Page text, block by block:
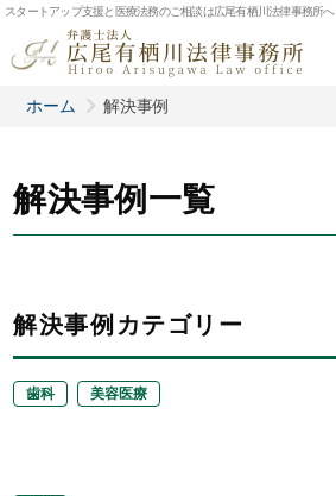
スタートアップ支援と医療法務のご相談は広尾有栖川法律事務所へ
ホーム 解決事例
解決事例一覧
解決事例カテゴリー
歯科 美容医療